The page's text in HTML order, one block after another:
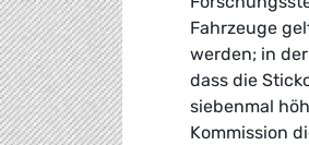
Fahrzeuge
werden; in
dass die
siebenmal
Kommission